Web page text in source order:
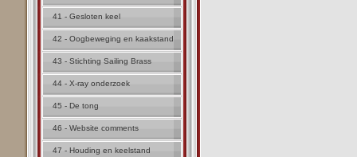
41 - Gesloten keel
42 - Oogbeweging en kaakstand
43 - Stichting Sailing Brass
44 - X-ray onderzoek
45 - De tong
46 - Website comments
47 - Houding en keelstand